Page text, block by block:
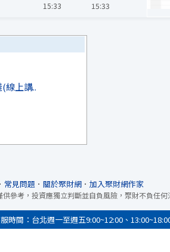
15:33
15:33
線上講..
常見問題 ． 關於聚財網． 加入聚財網作家
參考，投資應獨立判斷並自負風險，聚財不負任
間：台北週一至週五9:00~12:00、